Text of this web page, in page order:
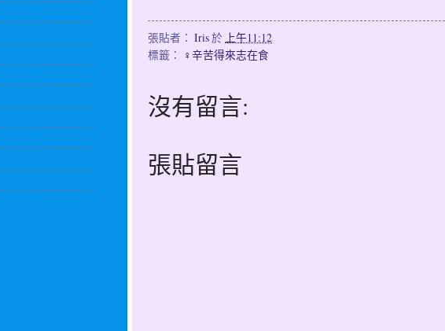
張貼者： Iris於 上午11:12
標籤：
♀辛苦得來志在食
沒有留言:
張貼留言